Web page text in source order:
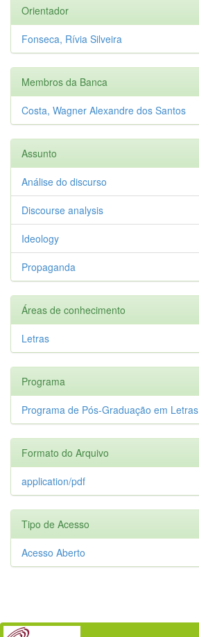
Orientador
Fonseca, Rívia Silveira
Membros da Banca
Costa, Wagner Alexandre dos Santos
Assunto
Análise do discurso
Discourse analysis
Ideology
Propaganda
Áreas de conhecimento
Letras
Programa
Programa de Pós-Graduação em Letras
Formato do Arquivo
application/pdf
Tipo de Acesso
Acesso Aberto